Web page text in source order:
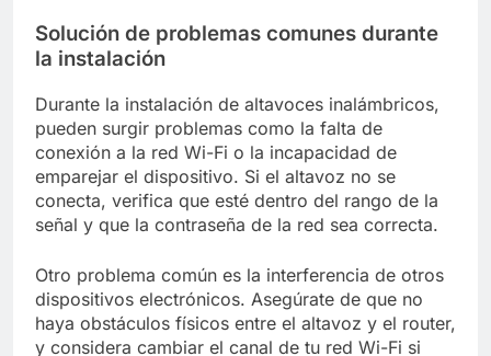
Solución de problemas comunes durante
la instalación
Durante la instalación de altavoces inalámbricos,
pueden surgir problemas como la falta de
conexión a la red Wi-Fi o la incapacidad de
emparejar el dispositivo. Si el altavoz no se
conecta, verifica que esté dentro del rango de la
señal y que la contraseña de la red sea correcta.
Otro problema común es la interferencia de otros
dispositivos electrónicos. Asegúrate de que no
haya obstáculos físicos entre el altavoz y el router,
y considera cambiar el canal de tu red Wi-Fi si